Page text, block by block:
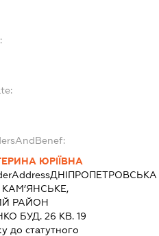
ЮРІЇВНА
ДНІПРОПЕТРОВСЬКА
РАЙОН
БУД. 26 КВ. 19
до статутного